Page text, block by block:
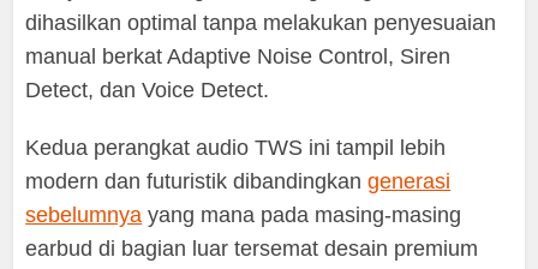
dihasilkan optimal tanpa melakukan penyesuaian
manual berkat Adaptive Noise Control, Siren
Detect, dan Voice Detect.
Kedua perangkat audio TWS ini tampil lebih
modern dan futuristik dibandingkangenerasi
sebelumnya yang mana pada masing-masing
earbud di bagian luar tersemat desain premium